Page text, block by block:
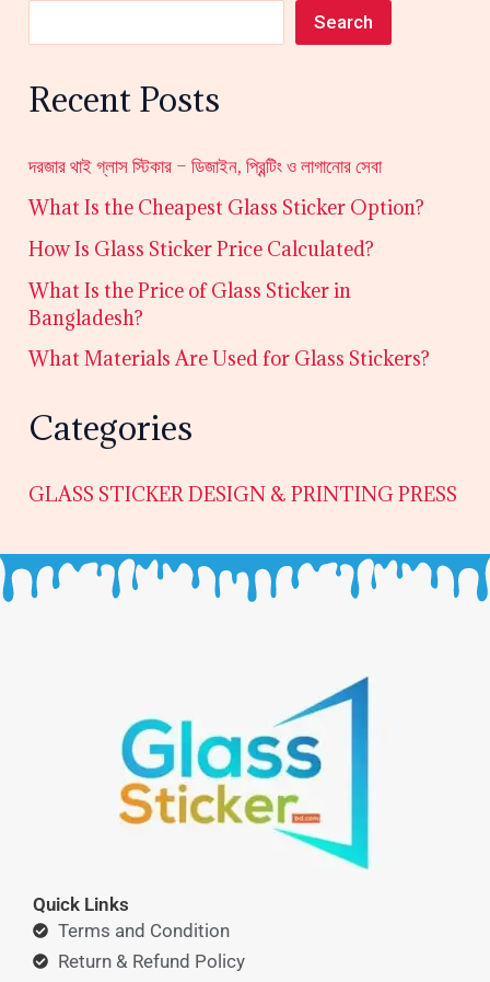
Search
Recent Posts
দরজার থাই গ্লাস স্টিকার – ডিজাইন, প্রিন্টিং ও লাগানোর সেবা
What Is the Cheapest Glass Sticker Option?
How Is Glass Sticker Price Calculated?
What Is the Price of Glass Sticker in
Bangladesh?
What Materials Are Used for Glass Stickers?
Categories
GLASS STICKER DESIGN & PRINTING PRESS
Quick Links
Terms and Condition
Return & Refund Policy